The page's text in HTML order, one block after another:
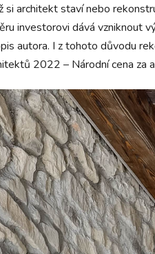
si architekt staví nebo
investorovi dává vzniknout
autora. I z tohoto důvodu
2022 – Národní cena za